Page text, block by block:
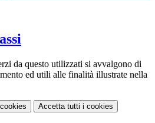
da questo utilizzati si avvalgono di
ed utili alle finalità illustrate nella
Accetta tutti i cookies